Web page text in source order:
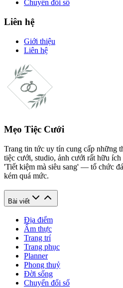
Chuyển đổi số
Liên hệ
Giới thiệu
Liên hệ
Mẹo Tiệc Cưới
Trang tin tức uy tín cung cấp những
tiệc cưới, studio, ảnh cưới rất hữu
'Tiết kiệm mà siêu sang' — tổ chức
kém quá mức.
Bài viết
Địa điểm
Ẩm thực
Trang trí
Trang phục
Planner
Phong thuỷ
Đời sống
Chuyển đổi số